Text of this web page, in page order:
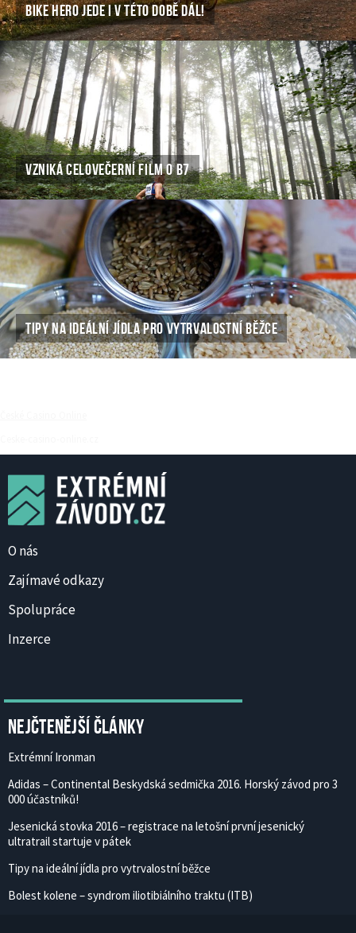
BIKE HERO JEDE I V TÉTO DOBĚ DÁL!
VZNIKÁ CELOVEČERNÍ FILM O B7
TIPY NA IDEÁLNÍ JÍDLA PRO VYTRVALOSTNÍ BĚŽCE
O nás
Zajímavé odkazy
Spolupráce
Inzerce
Nejčtenější články
Extrémní Ironman
Adidas – Continental Beskydská sedmička 2016. Horský závod pro 3
000 účastníků!
Jesenická stovka 2016 – registrace na letošní první jesenický
ultratrail startuje v pátek
Tipy na ideální jídla pro vytrvalostní běžce
Bolest kolene – syndrom iliotibiálního traktu (ITB)